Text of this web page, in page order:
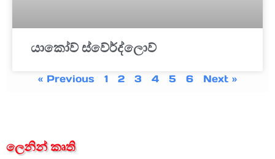
යාකෝව් ස්වේර්ද්ලොව්
« Previous 1 2 3 4 5 6 Next »
ලෙනින් කෘති